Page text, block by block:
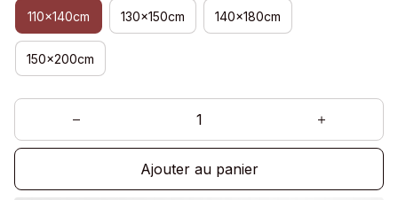
110x140cm 130x150cm 140x180cm
150x200cm
Ajouter au panier